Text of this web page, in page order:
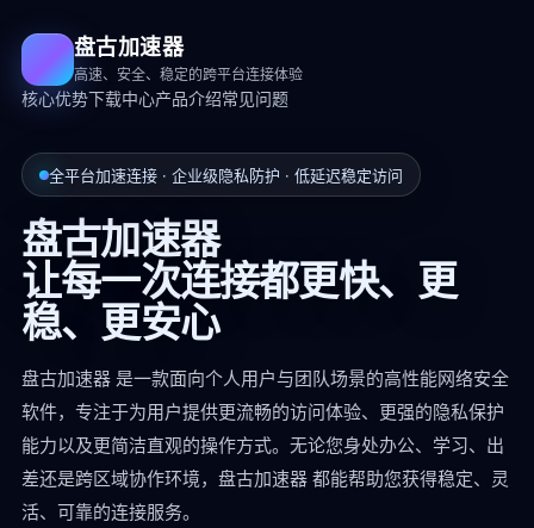
盘古加速器
高速、安全、稳定的跨平台连接体验
核心优势下载中心产品介绍常见问题
全平台加速连接 · 企业级隐私防护 · 低延迟稳定访问
盘古加速器
让每一次连接都更快、更
稳、更安心
盘古加速器 是一款面向个人用户与团队场景的高性能网络安全
软件，专注于为用户提供更流畅的访问体验、更强的隐私保护
能力以及更简洁直观的操作方式。无论您身处办公、学习、出
差还是跨区域协作环境，盘古加速器 都能帮助您获得稳定、灵
活、可靠的连接服务。